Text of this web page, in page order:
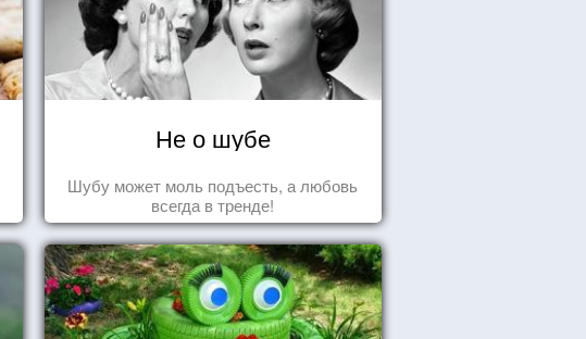
Не о шубе
Шубу может моль подъесть, а любовь
всегда в тренде!